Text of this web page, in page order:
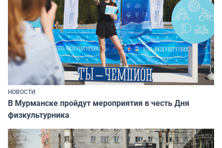
НОВОСТИ
В Мурманске пройдут мероприятия в честь Дня
физкультурника